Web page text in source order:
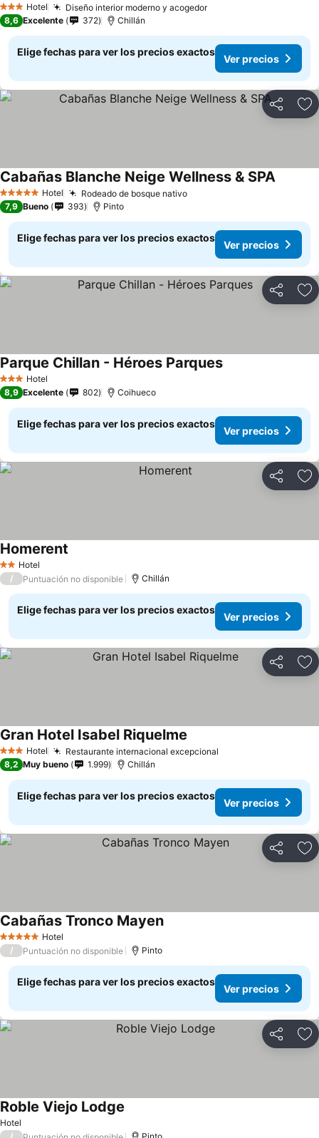
3 Estrellas
Hotel Diseño interior moderno y acogedor
8,6 Excelente 372 Chillán
Elige fechas para ver los precios exactos
Ver precios
Compartir
5 Estrellas Hotel Rodeado de bosque nativo
Cabañas Blanche Neige Wellness & SPA
7,9 Bueno 393 Pinto
Elige fechas para ver los precios exactos
Ver precios
Compartir
3 Estrellas
Hotel
Parque Chillan - Héroes Parques
8,9 Excelente 802 Coihueco
Elige fechas para ver los precios exactos
Ver precios
Compartir
2 Estrellas
Hotel
Homerent
/ Puntuación no disponible Chillán
Elige fechas para ver los precios exactos
Ver precios
Compartir
3 Estrellas
Hotel Restaurante internacional excepcional
Gran Hotel Isabel Riquelme
8,2 Muy bueno 1.999 Chillán
Elige fechas para ver los precios exactos
Ver precios
Compartir
5 Estrellas Hotel
Cabañas Tronco Mayen
/ Puntuación no disponible Pinto
Elige fechas para ver los precios exactos
Ver precios
Compartir
Hotel
Roble Viejo Lodge